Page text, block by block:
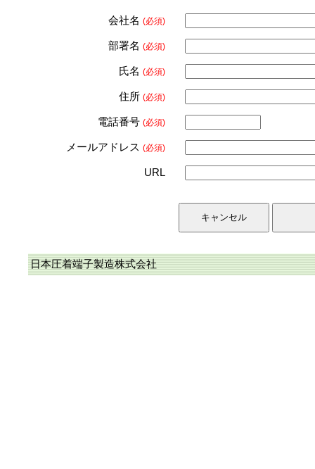
会社名 (必須)
部署名 (必須)
氏名 (必須)
住所 (必須)
電話番号 (必須)
メールアドレス (必須)
URL
日本圧着端子製造株式会社